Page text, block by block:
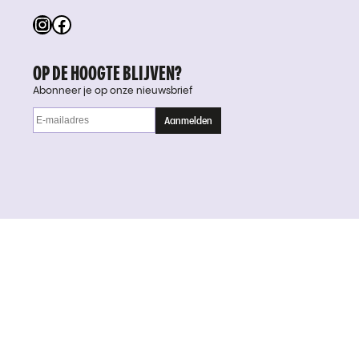
Instagram
Facebook
OP DE HOOGTE BLIJVEN?
Abonneer je op onze nieuwsbrief